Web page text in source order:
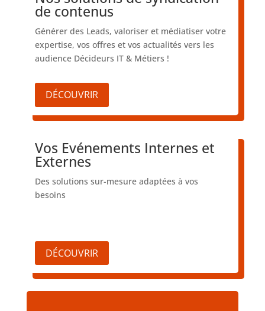
de contenus
Générer des Leads, valoriser et médiatiser votre
expertise, vos offres et vos actualités vers les
audience Décideurs IT & Métiers !
DÉCOUVRIR
Vos Evénements Internes et
Externes
Des solutions sur-mesure adaptées à vos
besoins
DÉCOUVRIR